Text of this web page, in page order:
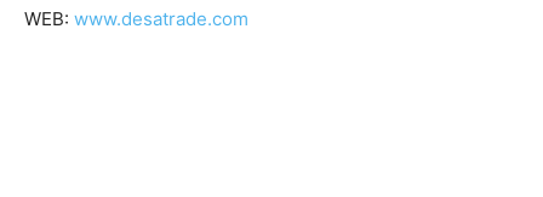
WEB: www.desatrade.com